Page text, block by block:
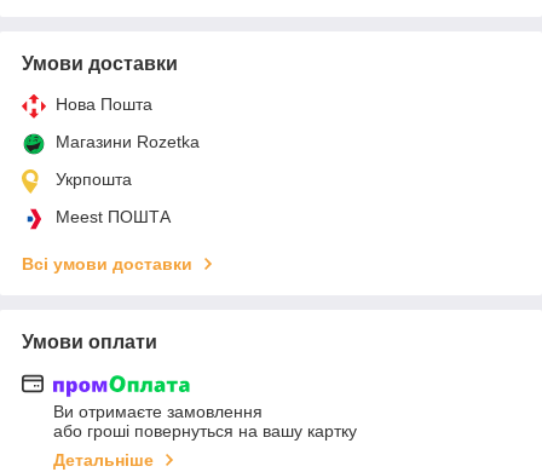
Умови доставки
Нова Пошта
Магазини Rozetka
Укрпошта
Meest ПОШТА
Всі умови доставки
Умови оплати
Ви отримаєте замовлення
або гроші повернуться на вашу картку
Детальніше